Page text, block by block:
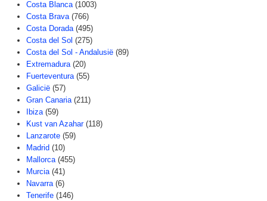
Costa Blanca (1003)
Costa Brava (766)
Costa Dorada (495)
Costa del Sol (275)
Costa del Sol - Andalusië (89)
Extremadura (20)
Fuerteventura (55)
Galicië (57)
Gran Canaria (211)
Ibiza (59)
Kust van Azahar (118)
Lanzarote (59)
Madrid (10)
Mallorca (455)
Murcia (41)
Navarra (6)
Tenerife (146)